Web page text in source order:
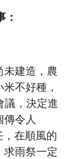
未建造，農
不好種，
議，決定進
傳令人
，在順風的
求雨祭一定